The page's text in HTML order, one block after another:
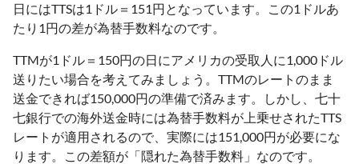
日にはTTSは1ドル＝151円となっています。この1ドルあ
たり1円の差が為替手数料なのです。
TTMが1ドル＝150円の日にアメリカの受取人に1,000ドル
送りたい場合を考えてみましょう。TTMのレートのまま
送金できれば150,000円の準備で済みます。しかし、七十
七銀行での海外送金時には為替手数料が上乗せされたTTS
レートが適用されるので、実際には151,000円が必要にな
ります。この差額が「隠れた為替手数料」なのです。